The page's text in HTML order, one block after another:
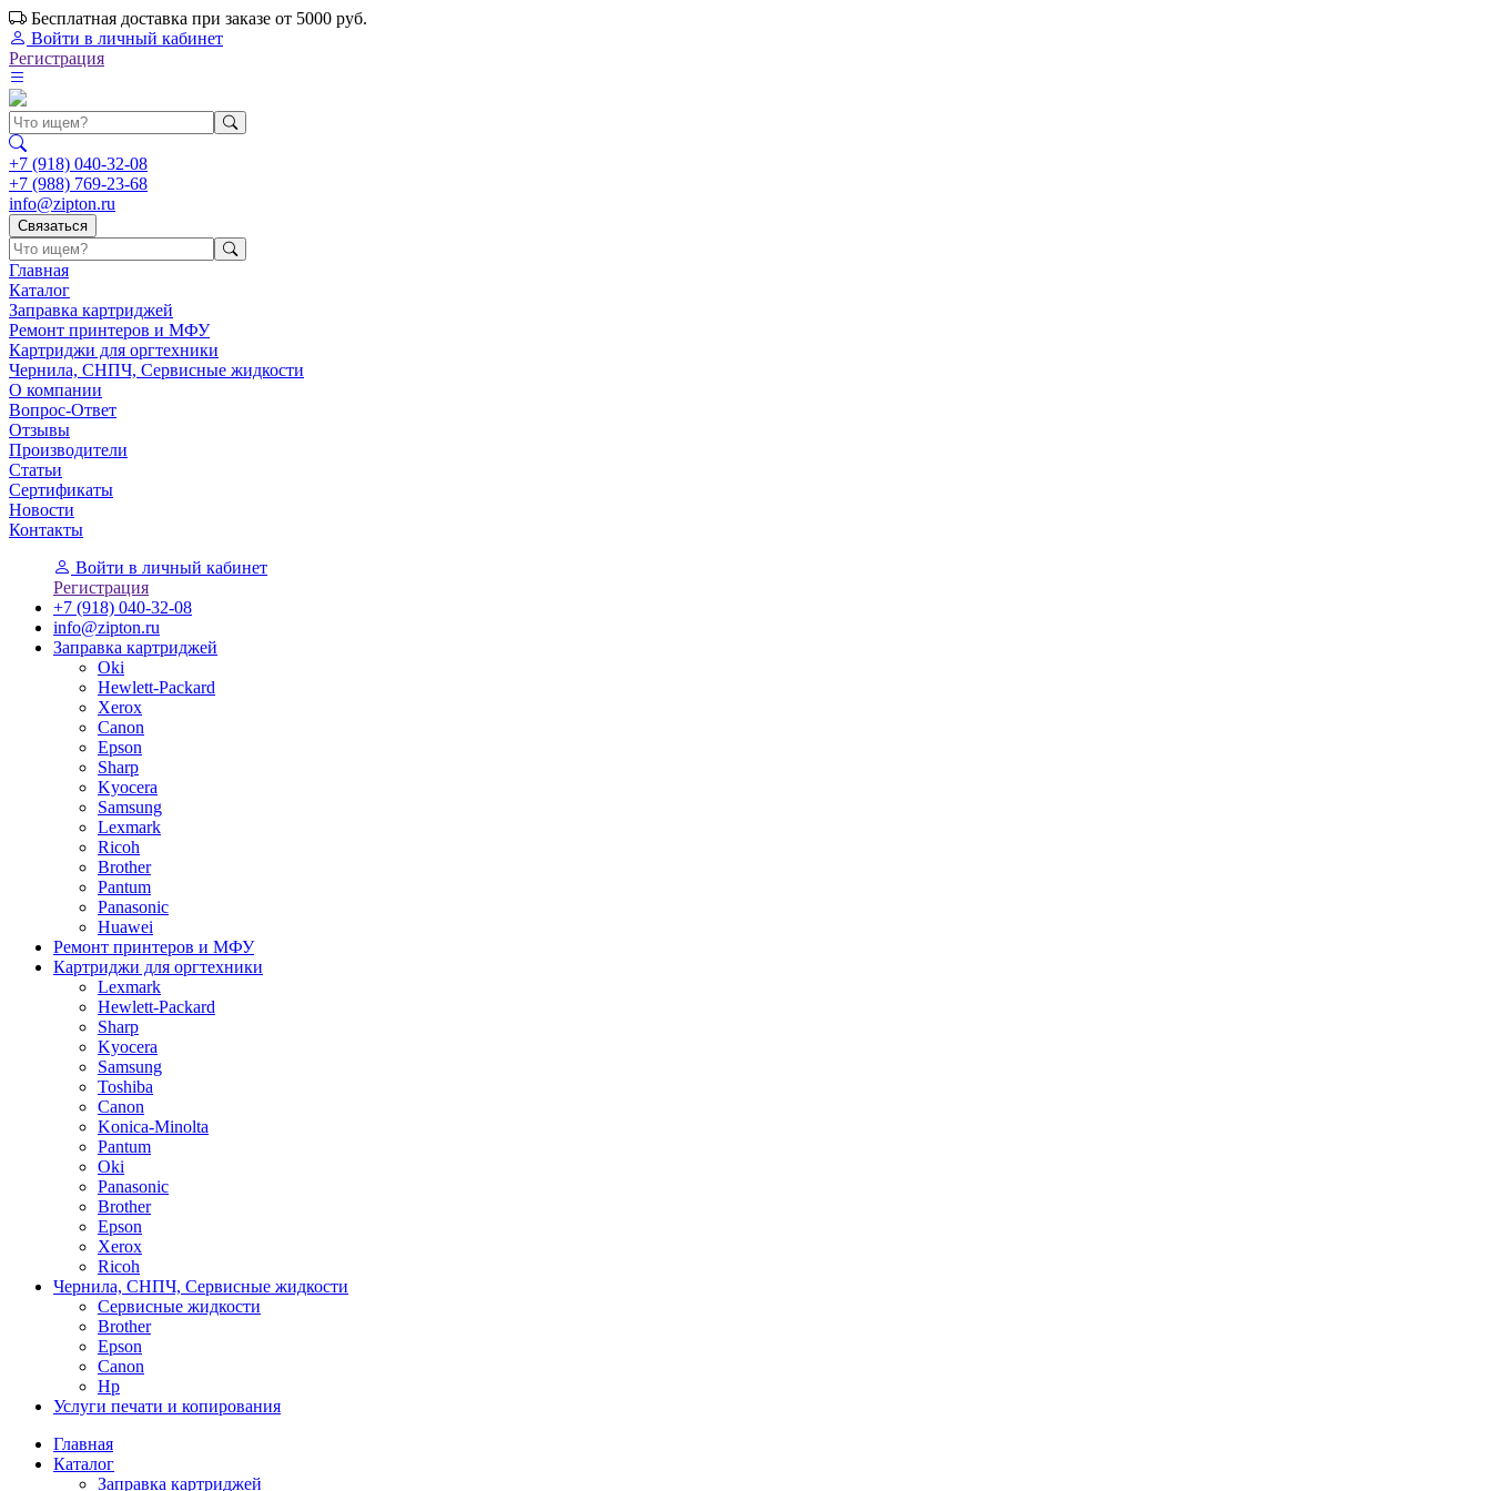
Бесплатная доставка при заказе от 5000 руб.
Войти в личный кабинет
Регистрация
+7 (918) 040-32-08
+7 (988) 769-23-68
info@zipton.ru
Связаться
Главная
Каталог
Заправка картриджей
Ремонт принтеров и МФУ
Картриджи для оргтехники
Чернила, СНПЧ, Сервисные жидкости
О компании
Вопрос-Ответ
Отзывы
Производители
Статьи
Сертификаты
Новости
Контакты
Войти в личный кабинет
Регистрация
+7 (918) 040-32-08
info@zipton.ru
Заправка картриджей
Oki
Hewlett-Packard
Xerox
Canon
Epson
Sharp
Kyocera
Samsung
Lexmark
Ricoh
Brother
Pantum
Panasonic
Huawei
Ремонт принтеров и МФУ
Картриджи для оргтехники
Lexmark
Hewlett-Packard
Sharp
Kyocera
Samsung
Toshiba
Canon
Konica-Minolta
Pantum
Oki
Panasonic
Brother
Epson
Xerox
Ricoh
Чернила, СНПЧ, Сервисные жидкости
Сервисные жидкости
Brother
Epson
Canon
Hp
Услуги печати и копирования
Главная
Каталог
Заправка картриджей